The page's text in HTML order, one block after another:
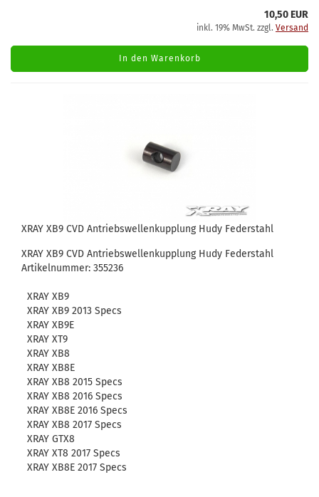
10,50 EUR
inkl. 19% MwSt. zzgl. Versand
In den Warenkorb
XRAY XB9 CVD Antriebswellenkupplung Hudy Federstahl
XRAY XB9 CVD Antriebswellenkupplung Hudy Federstahl
Artikelnummer: 355236
XRAY XB9
XRAY XB9 2013 Specs
XRAY XB9E
XRAY XT9
XRAY XB8
XRAY XB8E
XRAY XB8 2015 Specs
XRAY XB8 2016 Specs
XRAY XB8E 2016 Specs
XRAY XB8 2017 Specs
XRAY GTX8
XRAY XT8 2017 Specs
XRAY XB8E 2017 Specs